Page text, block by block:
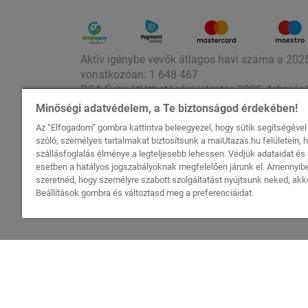
Aktív igénybe vevők átlagos havi száma a
vonatkozóan: 1 648 467
DSA Éves átláthatósági jelentés 2025. február
DSA Éves átláthatósági jelentés 2024. február
Minőségi adatvédelem, a Te biztonságod érdekében!
Az “Elfogadom” gombra kattintva beleegyezel, hogy sütik
szóló, személyes tartalmakat biztosítsunk a maiUtazas.hu felületein,
szállásfoglalás élménye a legteljesebb lehessen. Védjük adataidat és
esetben a hatályos jogszabályoknak megfelelően járunk el.
szeretnéd, hogy személyre szabott szolgáltatást nyújtsunk neked,
Beállítások gombra és változtasd meg a preferenciáidat.